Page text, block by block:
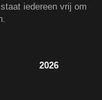
iedereen vrij om
2026